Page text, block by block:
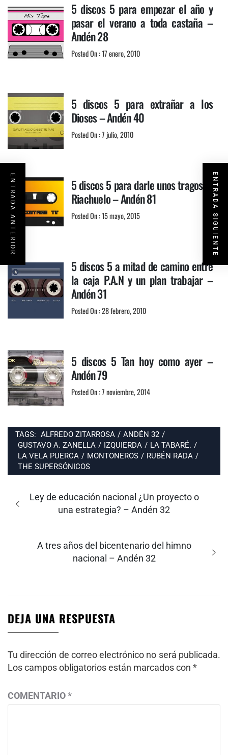
5 discos 5 para empezar el año y
pasar el verano a toda castaña –
Andén 28
Posted On : 17 enero, 2010
5 discos 5 para extrañar a los
Dioses – Andén 40
Posted On : 7 julio, 2010
5 discos 5 para darle unos tragos al
Riachuelo – Andén 81
Posted On : 15 mayo, 2015
5 discos 5 a mitad de camino entre
la caja P.A.N y un plan trabajar –
Andén 31
Posted On : 28 febrero, 2010
5 discos 5 Tan hoy como ayer –
Andén 79
Posted On : 7 noviembre, 2014
TAGS: ALFREDO ZITARROSA / ANDÉN 32 /
GUSTAVO A. ZANELLA / IZQUIERDA / LA TABARÉ. /
LA VELA PUERCA / MONTONEROS / RUBÉN RADA /
THE SUPERSÓNICOS
entradas
Entrada
anterior:
Ley de educación nacional ¿Un proyecto o
una estrategia? – Andén 32
Entrada
siguiente:
A tres años del bicentenario del himno
nacional – Andén 32
ENTRADA ANTERIOR ENTRADA SIGUIENTE
DEJA UNA RESPUESTA
Tu dirección de correo electrónico no será publicada.
Los campos obligatorios están marcados con *
COMENTARIO*